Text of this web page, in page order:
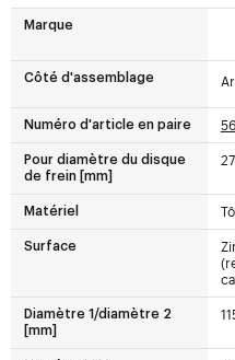
Marque
Côté d'assemblage
Numéro d'article en paire
Pour diamètre du disque
de frein [mm]
Matériel
Surface
Diamètre 1/diamètre 2
[mm]